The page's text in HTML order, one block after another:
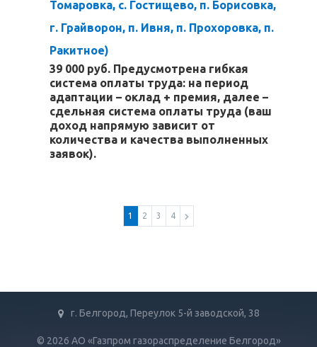
Томаровка, с. Гостищево, п. Борисовка,
г. Грайворон, п. Ивня, п. Прохоровка, п.
Ракитное)
39 000 руб. Предусмотрена гибкая
система оплаты труда: на период
адаптации – оклад + премия, далее –
сдельная система оплаты труда (ваш
доход напрямую зависит от
количества и качества выполненных
заявок).
1 2 3 4
г. Белгород, Переулок 5-й заводской, 38
© 2026 АО «Газпром газораспределение Белгород»